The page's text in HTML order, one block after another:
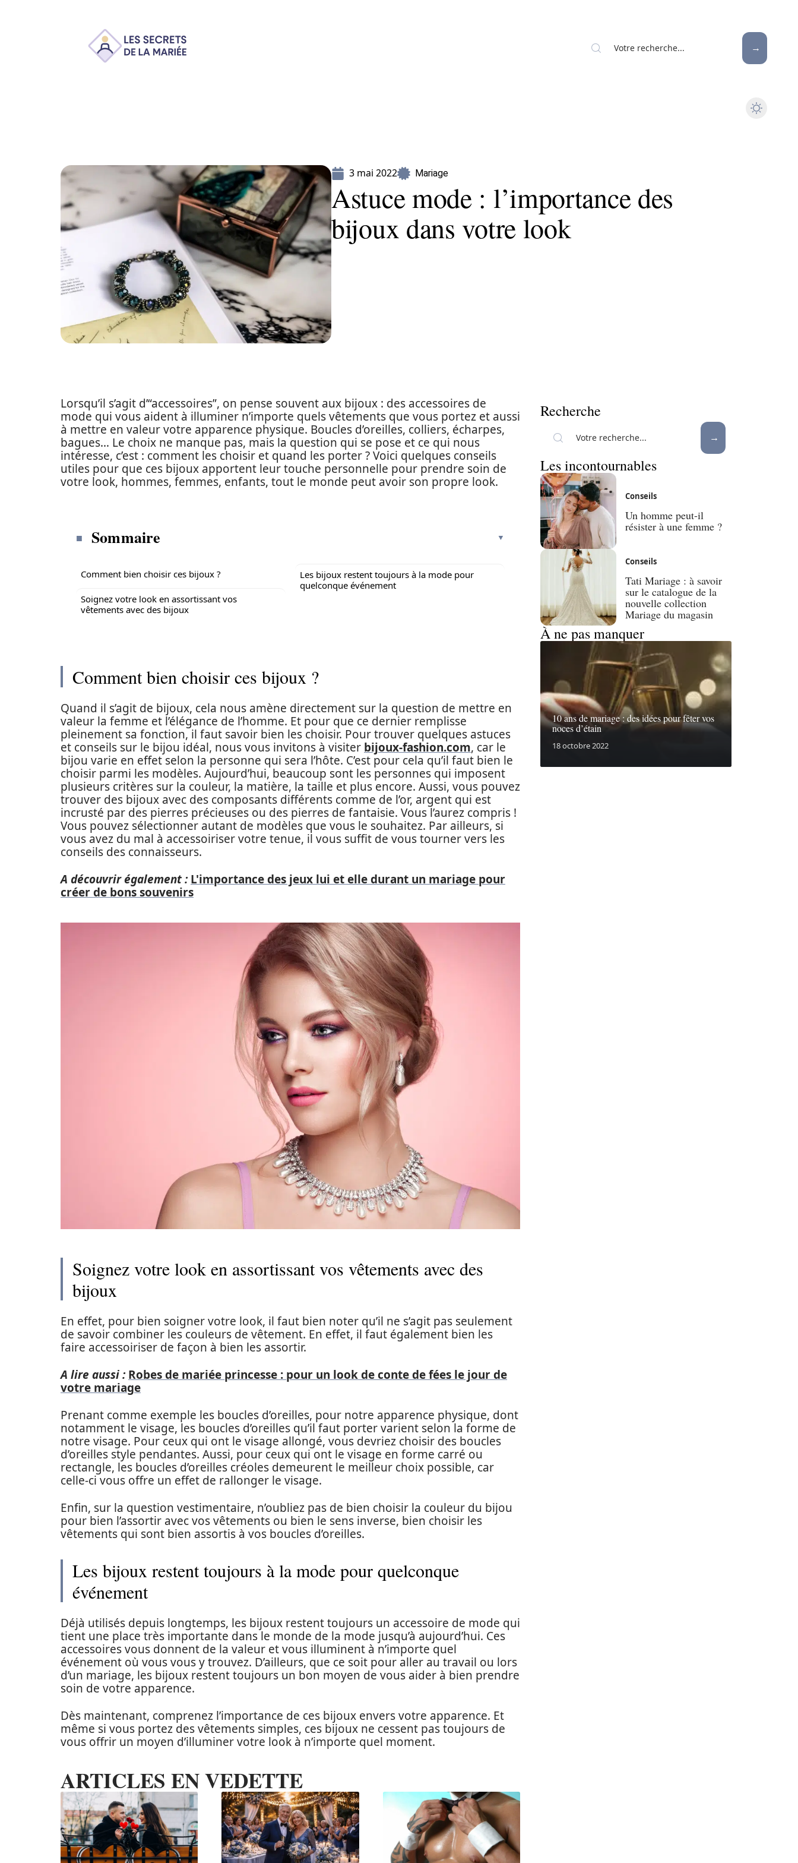
3 mai 2022 Mariage
Astuce mode : l’importance des
bijoux dans votre look
Lorsqu’il s’agit d’“accessoires”, on pense souvent aux bijoux : des accessoires de
mode qui vous aident à illuminer n’importe quels vêtements que vous portez et aussi
à mettre en valeur votre apparence physique. Boucles d’oreilles, colliers, écharpes,
bagues… Le choix ne manque pas, mais la question qui se pose et ce qui nous
intéresse, c’est : comment les choisir et quand les porter ? Voici quelques conseils
utiles pour que ces bijoux apportent leur touche personnelle pour prendre soin de
votre look, hommes, femmes, enfants, tout le monde peut avoir son propre look.
Sommaire
Comment bien choisir ces bijoux ?
Soignez votre look en assortissant vos
vêtements avec des bijoux
Les bijoux restent toujours à la mode pour
quelconque événement
Comment bien choisir ces bijoux ?
Quand il s’agit de bijoux, cela nous amène directement sur la question de mettre en
valeur la femme et l’élégance de l’homme. Et pour que ce dernier remplisse
pleinement sa fonction, il faut savoir bien les choisir. Pour trouver quelques astuces
et conseils sur le bijou idéal, nous vous invitons à visiter bijoux-fashion.com, car le
bijou varie en effet selon la personne qui sera l’hôte. C’est pour cela qu’il faut bien le
choisir parmi les modèles. Aujourd’hui, beaucoup sont les personnes qui imposent
plusieurs critères sur la couleur, la matière, la taille et plus encore. Aussi, vous pouvez
trouver des bijoux avec des composants différents comme de l’or, argent qui est
incrusté par des pierres précieuses ou des pierres de fantaisie. Vous l’aurez compris !
Vous pouvez sélectionner autant de modèles que vous le souhaitez. Par ailleurs, si
vous avez du mal à accessoiriser votre tenue, il vous suffit de vous tourner vers les
conseils des connaisseurs.
A découvrir également : L'importance des jeux lui et elle durant un mariage pour
créer de bons souvenirs
Soignez votre look en assortissant vos vêtements avec des
bijoux
En effet, pour bien soigner votre look, il faut bien noter qu’il ne s’agit pas seulement
de savoir combiner les couleurs de vêtement. En effet, il faut également bien les
faire accessoiriser de façon à bien les assortir.
A lire aussi : Robes de mariée princesse : pour un look de conte de fées le jour de
votre mariage
Prenant comme exemple les boucles d’oreilles, pour notre apparence physique, dont
notamment le visage, les boucles d’oreilles qu’il faut porter varient selon la forme de
notre visage. Pour ceux qui ont le visage allongé, vous devriez choisir des boucles
d’oreilles style pendantes. Aussi, pour ceux qui ont le visage en forme carré ou
rectangle, les boucles d’oreilles créoles demeurent le meilleur choix possible, car
celle-ci vous offre un effet de rallonger le visage.
Enfin, sur la question vestimentaire, n’oubliez pas de bien choisir la couleur du bijou
pour bien l’assortir avec vos vêtements ou bien le sens inverse, bien choisir les
vêtements qui sont bien assortis à vos boucles d’oreilles.
Les bijoux restent toujours à la mode pour quelconque
événement
Déjà utilisés depuis longtemps, les bijoux restent toujours un accessoire de mode qui
tient une place très importante dans le monde de la mode jusqu’à aujourd’hui. Ces
accessoires vous donnent de la valeur et vous illuminent à n’importe quel
événement où vous vous y trouvez. D’ailleurs, que ce soit pour aller au travail ou lors
d’un mariage, les bijoux restent toujours un bon moyen de vous aider à bien prendre
soin de votre apparence.
Dès maintenant, comprenez l’importance de ces bijoux envers votre apparence. Et
même si vous portez des vêtements simples, ces bijoux ne cessent pas toujours de
vous offrir un moyen d’illuminer votre look à n’importe quel moment.
ARTICLES EN VEDETTE
Recherche
Les incontournables
Conseils
Un homme peut-il
résister à une femme ?
Conseils
Tati Mariage : à savoir
sur le catalogue de la
nouvelle collection
Mariage du magasin
À ne pas manquer
10 ans de mariage : des idées pour fêter vos
noces d’étain
18 octobre 2022